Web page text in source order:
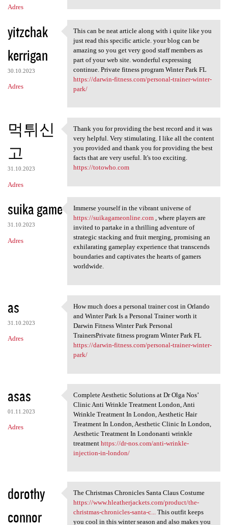
Adres
yitzchak
kerrigan
30.10.2023
Adres
This can be neat article
This can be neat article along with i quite like you
just read this specific article. your blog can be
amazing so you get very good staff members as
part of your web site. wonderful expressing
continue. Private fitness program Winter Park FL
https://darwin-fitness.com/personal-trainer-winter-
park/
먹튀신
고
31.10.2023
Adres
Thank you for providing the
Thank you for providing the best record and it was
very helpful. Very stimulating. I like all the content
you provided and thank you for providing the best
facts that are very useful. It's too exciting.
https://totowho.com
suika game
31.10.2023
Adres
Immerse yourself in the
Immerse yourself in the vibrant universe of
https://suikagameonline.com, where players are
invited to partake in a thrilling adventure of
strategic stacking and fruit merging, promising an
exhilarating gameplay experience that transcends
boundaries and captivates the hearts of gamers
worldwide.
as
31.10.2023
Adres
How much does a personal
How much does a personal trainer cost in Orlando
and Winter Park Is a Personal Trainer worth it
Darwin Fitness Winter Park Personal
TrainersPrivate fitness program Winter Park FL
https://darwin-fitness.com/personal-trainer-winter-
park/
asas
01.11.2023
Adres
Complete Aesthetic Solutions
Complete Aesthetic Solutions at Dr Olga Nos’
Clinic Anti Wrinkle Treatment London, Anti
Wrinkle Treatment In London, Aesthetic Hair
Treatment In London, Aesthetic Clinic In London,
Aesthetic Treatment In Londonanti wrinkle
treatment https://dr-nos.com/anti-wrinkle-
injection-in-london/
dorothy
connor
The Christmas Chronicles
The Christmas Chronicles Santa Claus Costume
https://www.hleatherjackets.com/product/the-
christmas-chronicles-santa-c...This outfit keeps
you cool in this winter season and also makes you